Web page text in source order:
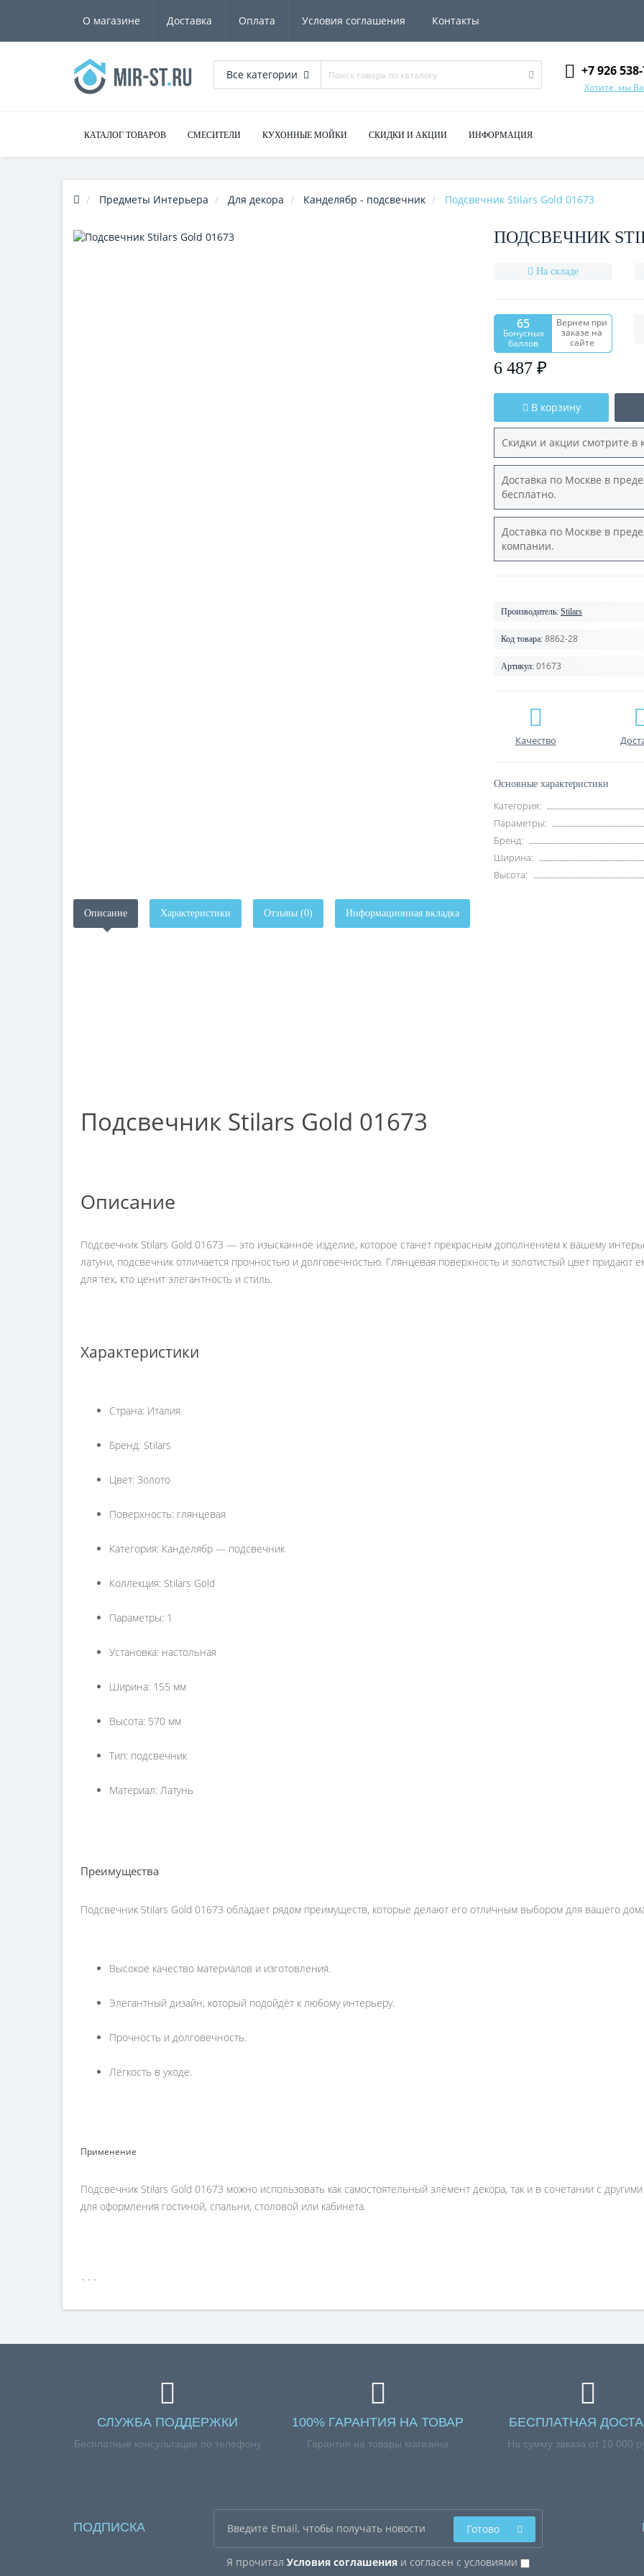
О магазине Доставка Оплата Условия соглашения Контакты
Все категории +7 926
Хотите, мы
КАТАЛОГ ТОВАРОВ СМЕСИТЕЛИ КУХОННЫЕ МОЙКИ СКИДКИ И АКЦИИ ИНФОРМАЦИЯ
Предметы Интерьера Для декора Канделябр - подсвечник Подсвечник Stilars Gold 01673
ПОДСВЕЧНИК
На складе
65
Бонусных
баллов
Вернем при
заказе на
сайте
6 487 ₽
В корзину
Скидки и акции смотрите в
Доставка по Москве в
бесплатно.
Доставка по Москве в
компании.
Производитель: Stilars
Код товара: 8862-28
Артикул: 01673
Качество
Основные характеристики
Категория:
Параметры:
Бренд:
Ширина:
Высота:
Описание Характеристики Отзывы (0) Информационная вкладка
Подсвечник Stilars Gold 01673
Описание
Подсвечник Stilars Gold 01673 — это изысканное изделие, которое станет прекрасным дополнением к вашему
латуни, подсвечник отличается прочностью и долговечностью. Глянцевая поверхность и золотистый цвет
для тех, кто ценит элегантность и стиль.
Характеристики
Страна: Италия
Бренд: Stilars
Цвет: Золото
Поверхность: глянцевая
Категория: Канделябр — подсвечник
Коллекция: Stilars Gold
Параметры: 1
Установка: настольная
Ширина: 155 мм
Высота: 570 мм
Тип: подсвечник
Материал: Латунь
Преимущества
Подсвечник Stilars Gold 01673 обладает рядом преимуществ, которые делают его отличным выбором для вашего
Высокое качество материалов и изготовления.
Элегантный дизайн, который подойдёт к любому интерьеру.
Прочность и долговечность.
Лёгкость в уходе.
Применение
Подсвечник Stilars Gold 01673 можно использовать как самостоятельный элемент декора, так и в сочетании с
для оформления гостиной, спальни, столовой или кабинета.
```
СЛУЖБА ПОДДЕРЖКИ
Бесплатные консультации по телефону
100% ГАРАНТИЯ НА ТОВАР
Гарантия на товары магазина
БЕСПЛАТНАЯ
На сумму заказа от 10 000
ПОДПИСКА
Я прочитал Условия соглашенияи согласен с условиями
Готово